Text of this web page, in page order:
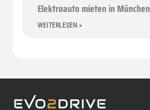
Elektroauto mieten in München
WEITERLESEN »